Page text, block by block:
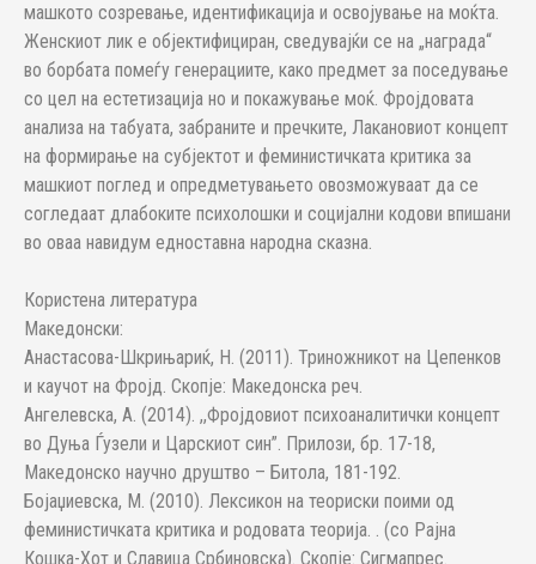
машкото созревање, идентификација и освојување на моќта.
Женскиот лик е објектифициран, сведувајќи се на „награда“
во борбата помеѓу генерациите, како предмет за поседување
со цел на естетизација но и покажување моќ. Фројдовата
анализа на табуата, забраните и пречките, Лакановиот концепт
на формирање на субјектот и феминистичката критика за
машкиот поглед и опредметувањето овозможуваат да се
согледаат длабоките психолошки и социјални кодови впишани
во оваа навидум едноставна народна сказна.
Користена литература
Македонски:
Анастасова-Шкрињариќ, Н. (2011). Триножникот на Цепенков
и каучот на Фројд. Скопје: Македонска реч.
Ангелевска, А. (2014). ,,Фројдовиот психоаналитички концепт
во Дуња Ѓузели и Царскиот син”. Прилози, бр. 17-18,
Македонско научно друштво – Битола, 181-192.
Бојаџиевска, М. (2010). Лексикон на теориски поими од
феминистичката критика и родовата теорија. . (со Рајна
Кошка-Хот и Славица Србиновска). Скопје: Сигмапрес.